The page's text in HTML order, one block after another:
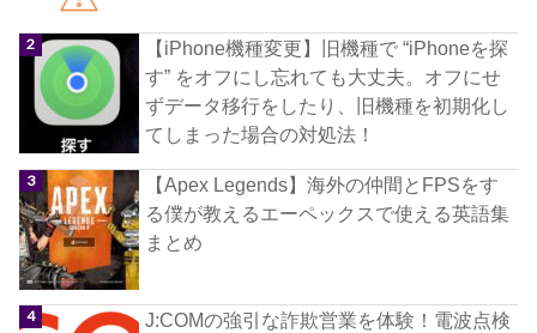
【iPhone機種変更】旧機種で “iPhoneを探
す” をオフにし忘れても大丈夫。オフにせ
ずデータ移行をしたり、旧機種を初期化し
てしまった場合の対処法！
【Apex Legends】海外の仲間とFPSをす
る僕が教えるエーペックスで使える英語集
まとめ
J:COMの強引な詐欺営業を体験！電波点検